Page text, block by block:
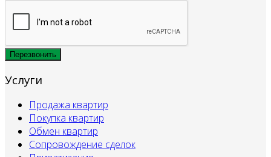
Услуги
Продажа квартир
Покупка квартир
Обмен квартир
Сопровождение сделок